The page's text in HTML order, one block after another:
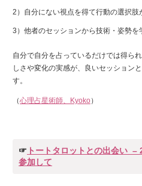
自分にない視点を得て行動の選択肢
他者のセッションから技術・姿勢を
自分で自分を占っているだけでは得ら
しさや変化の実感が、良いセッション
す。
（心理占星術師、Kyoko）
☞ トートタロットとの出会い –
参加して